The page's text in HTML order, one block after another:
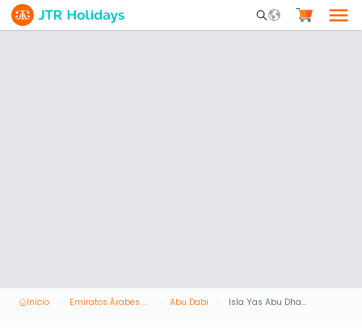
Mobile Search
Inicio Emiratos Árabes Unidos Abu Dabi Isla Yas Abu Dhabi - Entradas para Múltiples Parques con Traslado Gratuito